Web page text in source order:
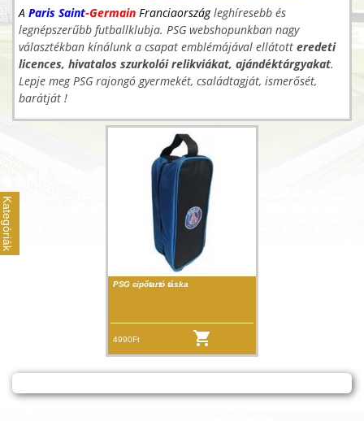
Kategóriák
A Paris Saint-Germain Franciaországleghíresebb és
legnépszerűbb futballklubja. PSG webshopunkban nagy
választékban kínálunk a csapat emblémájával ellátott eredeti
licences, hivatalos szurkolói relikviákat, ajándéktárgyakat.
Lepje meg PSG rajongó gyermekét, családtagját, ismerősét,
barátját !
PSG cipőtartó táska
4990Ft